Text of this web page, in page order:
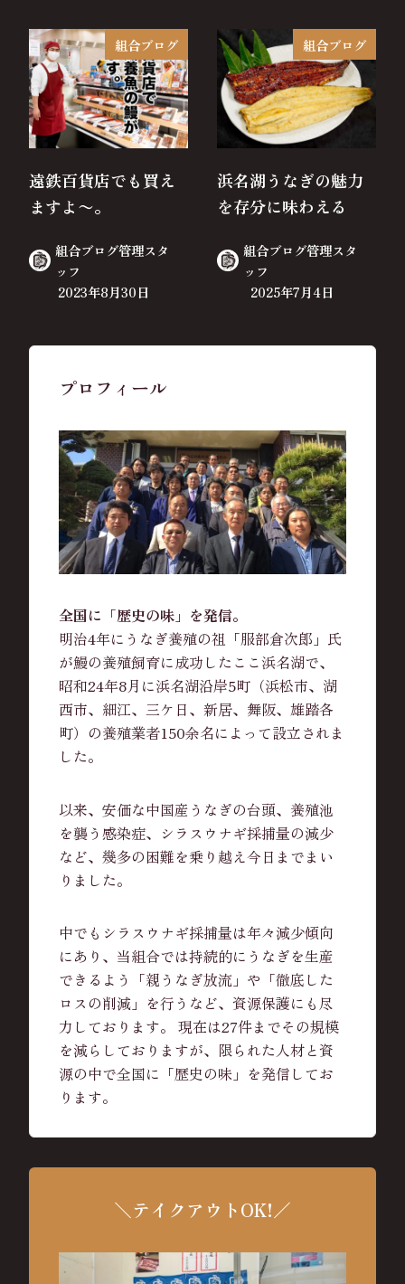
組合ブログ
遠鉄百貨店でも買え
ますよ〜。
組合ブログ管理スタ
ッフ
2023年8月30日
組合ブログ
浜名湖うなぎの魅力
を存分に味わえる
組合ブログ管理スタ
ッフ
2025年7月4日
プロフィール
全国に「歴史の味」を発信。
明治4年にうなぎ養殖の祖「服部倉次郎」氏
が鰻の養殖飼育に成功したここ浜名湖で、
昭和24年8月に浜名湖沿岸5町（浜松市、湖
西市、細江、三ケ日、新居、舞阪、雄踏各
町）の養殖業者150余名によって設立されま
した。
以来、安価な中国産うなぎの台頭、養殖池
を襲う感染症、シラスウナギ採捕量の減少
など、幾多の困難を乗り越え今日までまい
りました。
中でもシラスウナギ採捕量は年々減少傾向
にあり、当組合では持続的にうなぎを生産
できるよう「親うなぎ放流」や「徹底した
ロスの削減」を行うなど、資源保護にも尽
力しております。 現在は27件までその規模
を減らしておりますが、限られた人材と資
源の中で全国に「歴史の味」を発信してお
ります。
＼テイクアウトOK!／